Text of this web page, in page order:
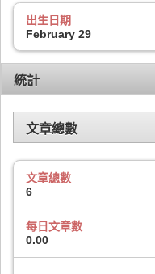
出生日期
February 29
統計
文章總數
文章總數
6
每日文章數
0.00